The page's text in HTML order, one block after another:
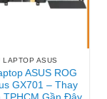
LAPTOP ASUS
ASUS ROG
GX701 – Thay